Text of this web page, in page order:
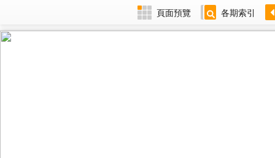
頁面預覽 各期索引